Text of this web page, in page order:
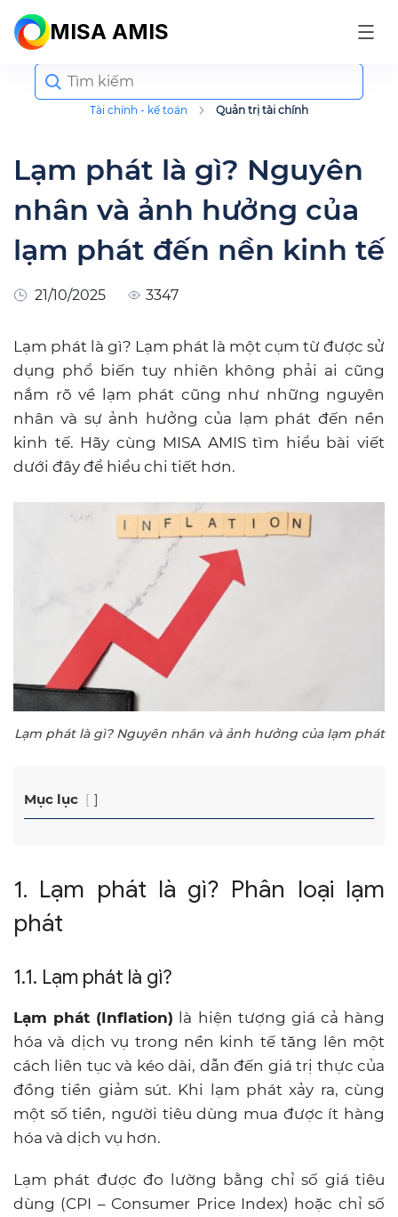
MISA AMIS
Tài chính - kế toán Quản trị tài chính
Search
for:
Lạm phát là gì? Nguyên
nhân và ảnh hưởng của
lạm phát đến nền kinh tế
21/10/2025 3347
Lạm phát là gì? Lạm phát là một cụm từ được sử
dụng phổ biến tuy nhiên không phải ai cũng
nắm rõ về lạm phát cũng như những nguyên
nhân và sự ảnh hưởng của lạm phát đến nền
kinh tế. Hãy cùng MISA AMIS tìm hiểu bài viết
dưới đây để hiểu chi tiết hơn.
Lạm phát là gì? Nguyên nhân và ảnh hưởng của lạm phát
Mục lục
1. Lạm phát là gì? Phân loại lạm
phát
1.1. Lạm phát là gì?
Lạm phát (Inflation) là hiện tượng giá cả hàng
hóa và dịch vụ trong nền kinh tế tăng lên một
cách liên tục và kéo dài, dẫn đến giá trị thực của
đồng tiền giảm sút. Khi lạm phát xảy ra, cùng
một số tiền, người tiêu dùng mua được ít hàng
hóa và dịch vụ hơn.
Lạm phát được đo lường bằng chỉ số giá tiêu
dùng (CPI – Consumer Price Index) hoặc chỉ số